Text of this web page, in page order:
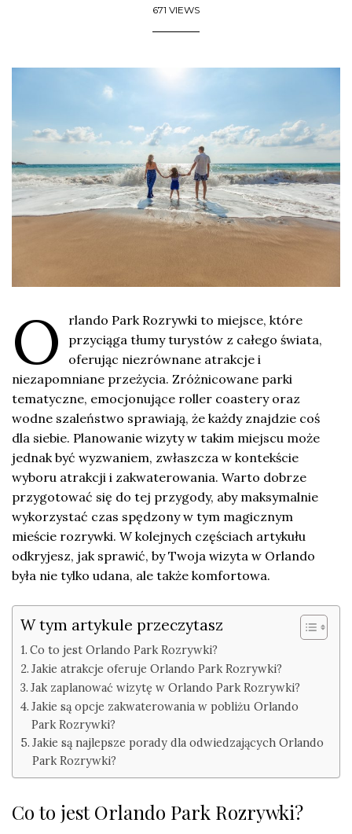
671 VIEWS
O
rlando Park Rozrywki to miejsce, które
przyciąga tłumy turystów z całego świata,
oferując niezrównane atrakcje i
niezapomniane przeżycia. Zróżnicowane parki
tematyczne, emocjonujące roller coastery oraz
wodne szaleństwo sprawiają, że każdy znajdzie coś
dla siebie. Planowanie wizyty w takim miejscu może
jednak być wyzwaniem, zwłaszcza w kontekście
wyboru atrakcji i zakwaterowania. Warto dobrze
przygotować się do tej przygody, aby maksymalnie
wykorzystać czas spędzony w tym magicznym
mieście rozrywki. W kolejnych częściach artykułu
odkryjesz, jak sprawić, by Twoja wizyta w Orlando
była nie tylko udana, ale także komfortowa.
W tym artykule przeczytasz
Co to jest Orlando Park Rozrywki?
Jakie atrakcje oferuje Orlando Park Rozrywki?
Jak zaplanować wizytę w Orlando Park Rozrywki?
Jakie są opcje zakwaterowania w pobliżu Orlando
Park Rozrywki?
Jakie są najlepsze porady dla odwiedzających Orlando
Park Rozrywki?
Co to jest Orlando Park Rozrywki?